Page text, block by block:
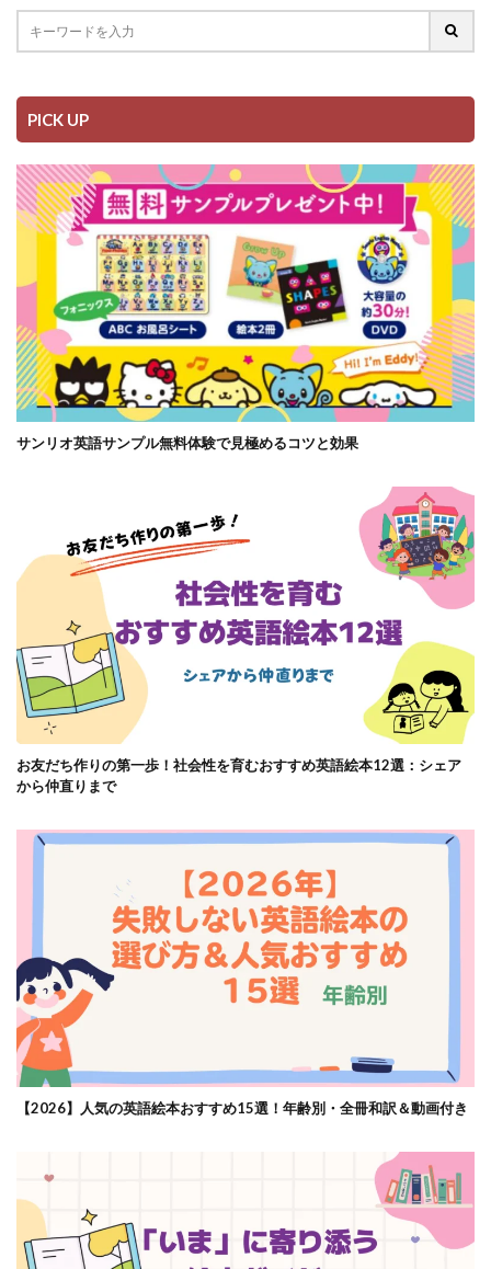
PICK UP
サンリオ英語サンプル無料体験で見極めるコツと効果
お友だち作りの第一歩！社会性を育むおすすめ英語絵本12選：シェア
から仲直りまで
【2026】人気の英語絵本おすすめ15選！年齢別・全冊和訳＆動画付き